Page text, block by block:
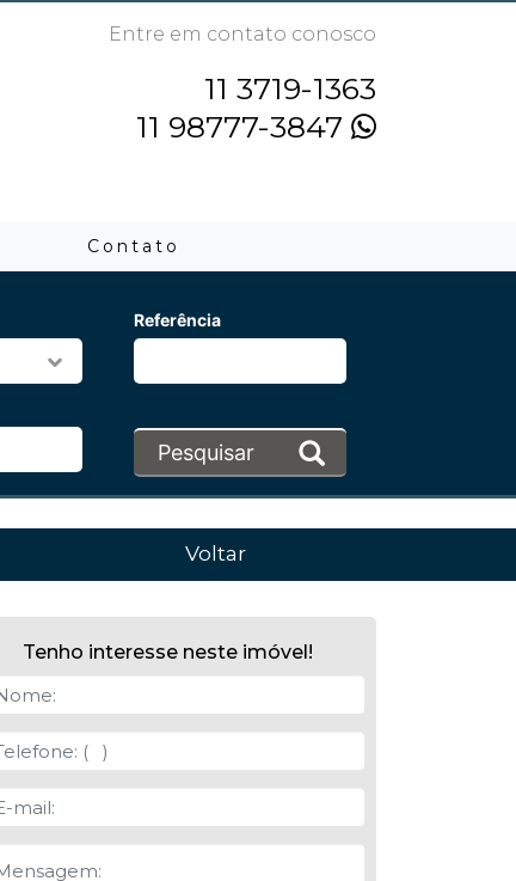
Entre em contato conosco
11 3719-1363
11 98777-3847
Contato
Referência
Voltar
Tenho interesse neste imóvel!